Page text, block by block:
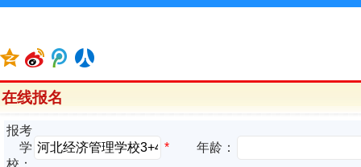
在线报名
报考
学
* 年龄：